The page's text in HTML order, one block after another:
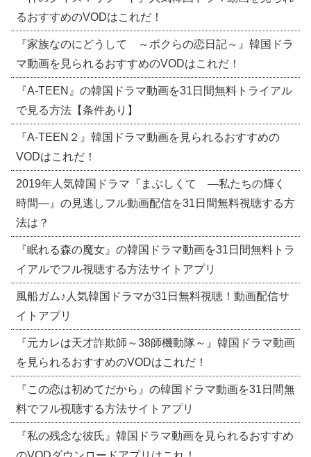
るおすすめのVODはこれだ！
『家族なのにどうして ～ボクらの恋日記～』韓国ドラ
マ動画を見られるおすすめのVODはこれだ！
『A-TEEN』の韓国ドラマ動画を31日間無料トライアル
で見る方法【条件あり】
『A-TEEN２』韓国ドラマ動画を見られるおすすめの
VODはこれだ！
2019年人気韓国ドラマ『まぶしくて ―私たちの輝く
時間―』の見逃しフル動画配信を31日間無料視聴する方
法は？
『眠れる森の魔女』の韓国ドラマ動画を31日間無料トラ
イアルでフル視聴する方法サイトアプリ
風船ガム♪人気韓国ドラマが31日無料視聴！動画配信サ
イトアプリ
『元カレは天才詐欺師～38師機動隊～』韓国ドラマ動画
を見られるおすすめのVODはこれだ！
『この恋は初めてだから』の韓国ドラマ動画を31日間無
料でフル視聴する方法サイトアプリ
『私の残念な彼氏』韓国ドラマ動画を見られるおすすめ